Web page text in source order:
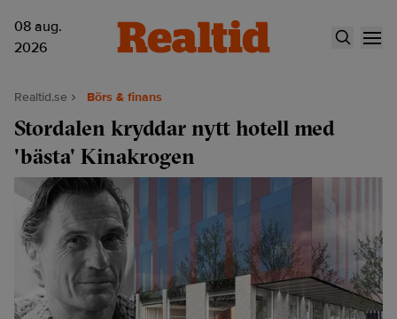
08 aug.
2026
Realtid.se Börs & finans
Stordalen kryddar nytt hotell med
'bästa' Kinakrogen